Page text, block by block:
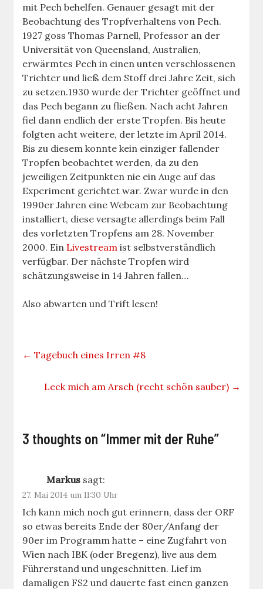
mit Pech behelfen. Genauer gesagt mit der
Beobachtung des Tropfverhaltens von Pech.
1927 goss Thomas Parnell, Professor an der
Universität von Queensland, Australien,
erwärmtes Pech in einen unten verschlossenen
Trichter und ließ dem Stoff drei Jahre Zeit, sich
zu setzen.1930 wurde der Trichter geöffnet und
das Pech begann zu fließen. Nach acht Jahren
fiel dann endlich der erste Tropfen. Bis heute
folgten acht weitere, der letzte im April 2014.
Bis zu diesem konnte kein einziger fallender
Tropfen beobachtet werden, da zu den
jeweiligen Zeitpunkten nie ein Auge auf das
Experiment gerichtet war. Zwar wurde in den
1990er Jahren eine Webcam zur Beobachtung
installiert, diese versagte allerdings beim Fall
des vorletzten Tropfens am 28. November
2000. Ein Livestream ist selbstverständlich
verfügbar. Der nächste Tropfen wird
schätzungsweise in 14 Jahren fallen…
Also abwarten und Trift lesen!
← Tagebuch eines Irren #8
Leck mich am Arsch (recht schön sauber) →
3 thoughts on “Immer mit der Ruhe”
Markus sagt:
27. Mai 2014 um 11:30 Uhr
Ich kann mich noch gut erinnern, dass der ORF
so etwas bereits Ende der 80er/Anfang der
90er im Programm hatte – eine Zugfahrt von
Wien nach IBK (oder Bregenz), live aus dem
Führerstand und ungeschnitten. Lief im
damaligen FS2 und dauerte fast einen ganzen